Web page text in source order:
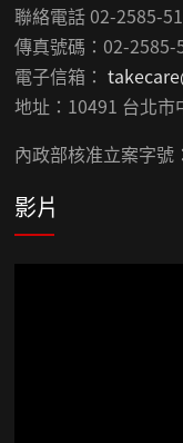
聯絡電話 02-2585-
傳真號碼：02-2585-
電子信箱：
地址：10491 台北
內政部核准立案字
影片